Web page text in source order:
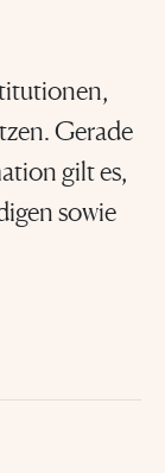
Gerade
gilt es,
sowie